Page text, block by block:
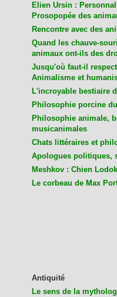
Elien Ursin :
Prosopopée des
Rencontre avec des
Quand les chauve-
animaux ont-ils des
Jusqu'où faut-il
Animalisme et
L'incroyable bestiaire
Philosophie porcine
Philosophie animale,
musicanimales
Chats littéraires et
Apologues politiques,
Meshkov : Chien
Le corbeau de Max
Antiquité
Le sens de la